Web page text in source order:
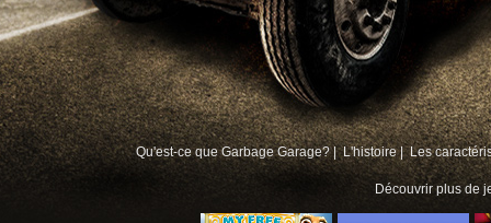
Qu'est-ce que Garbage Garage? | L'histoire | Les
Découvrir plus de